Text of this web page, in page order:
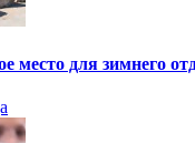
место для зимнего